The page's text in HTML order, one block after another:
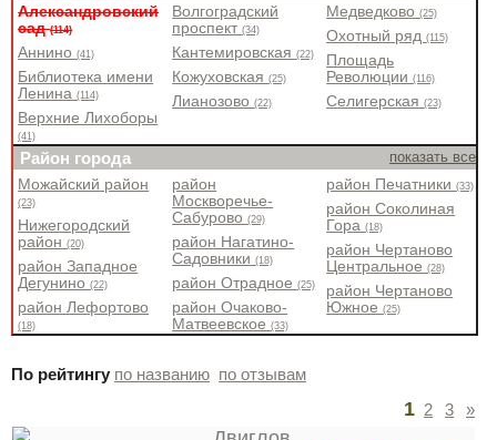
Александровский
сад(114)
Аннино(41)
Библиотека имени
Ленина(114)
Верхние Лихоборы
(41)
Волгоградский
проспект(34)
Кантемировская(22)
Кожуховская(25)
Лианозово(22)
Медведково(25)
Охотный ряд(115)
Площадь
Революции(116)
Селигерская(23)
Район города показать все
Можайский район
(23)
Нижегородский
район(20)
район Западное
Дегунино(22)
район Лефортово
(18)
район
Москворечье-
Сабурово(29)
район Нагатино-
Садовники(18)
район Отрадное(25)
район Очаково-
Матвеевское(33)
район Печатники(33)
район Соколиная
Гора(18)
район Чертаново
Центральное(28)
район Чертаново
Южное(25)
По рейтингу по названию по отзывам
1 2 3 »